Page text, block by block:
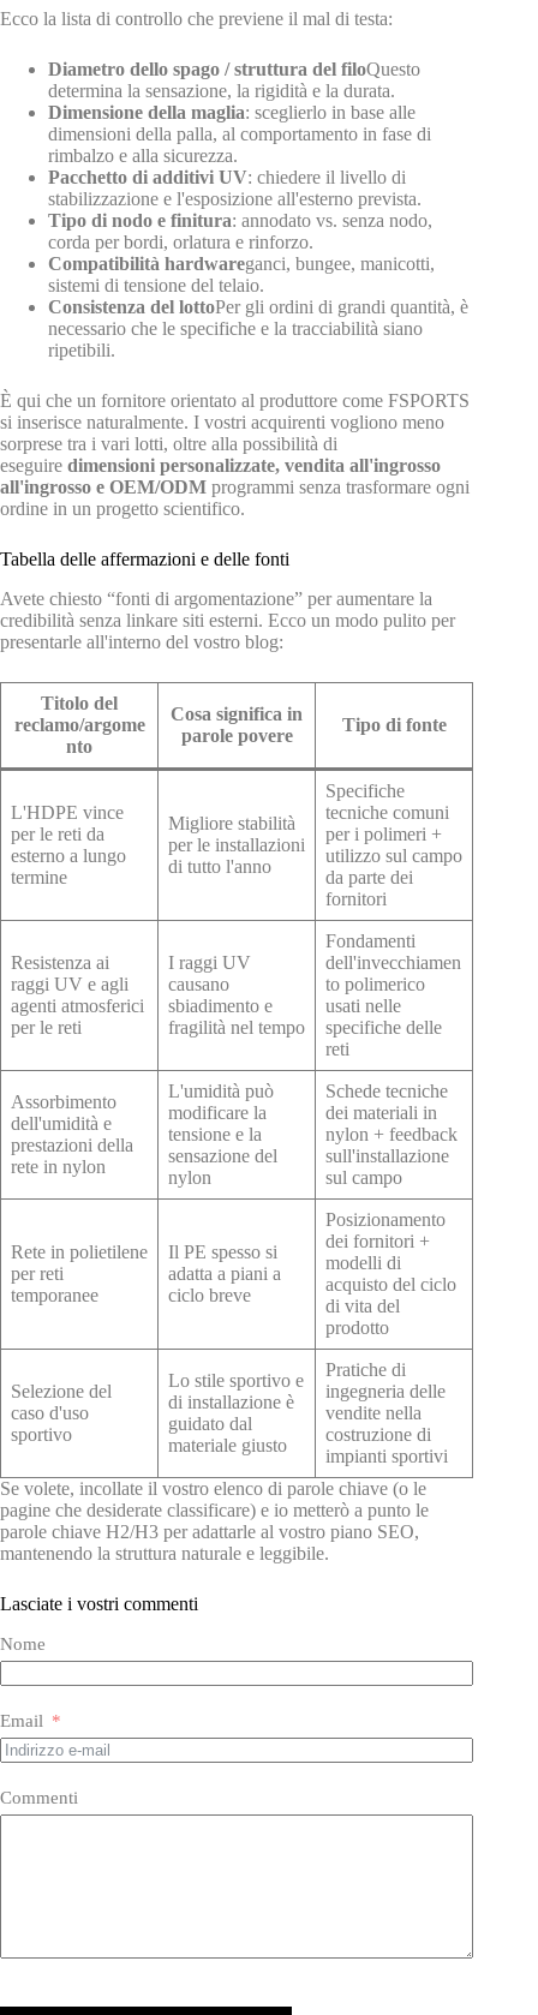
Ecco la lista di controllo che previene il mal di testa:
Diametro dello spago / struttura del filoQuesto
determina la sensazione, la rigidità e la durata.
Dimensione della maglia: sceglierlo in base alle
dimensioni della palla, al comportamento in fase di
rimbalzo e alla sicurezza.
Pacchetto di additivi UV: chiedere il livello di
stabilizzazione e l'esposizione all'esterno prevista.
Tipo di nodo e finitura: annodato vs. senza nodo,
corda per bordi, orlatura e rinforzo.
Compatibilità hardwareganci, bungee, manicotti,
sistemi di tensione del telaio.
Consistenza del lottoPer gli ordini di grandi quantità, è
necessario che le specifiche e la tracciabilità siano
ripetibili.
È qui che un fornitore orientato al produttore come FSPORTS
si inserisce naturalmente. I vostri acquirenti vogliono meno
sorprese tra i vari lotti, oltre alla possibilità di
eseguire dimensioni personalizzate, vendita all'ingrosso
all'ingrosso e OEM/ODM programmi senza trasformare ogni
ordine in un progetto scientifico.
Tabella delle affermazioni e delle fonti
Avete chiesto “fonti di argomentazione” per aumentare la
credibilità senza linkare siti esterni. Ecco un modo pulito per
presentarle all'interno del vostro blog:
Titolo del
reclamo/argome
nto
Cosa significa in
parole povere
Tipo di fonte
L'HDPE vince
per le reti da
esterno a lungo
termine
Migliore stabilità
per le installazioni
di tutto l'anno
Specifiche
tecniche comuni
per i polimeri +
utilizzo sul campo
da parte dei
fornitori
Resistenza ai
raggi UV e agli
agenti atmosferici
per le reti
I raggi UV
causano
sbiadimento e
fragilità nel tempo
Fondamenti
dell'invecchiamen
to polimerico
usati nelle
specifiche delle
reti
Assorbimento
dell'umidità e
prestazioni della
rete in nylon
L'umidità può
modificare la
tensione e la
sensazione del
nylon
Schede tecniche
dei materiali in
nylon + feedback
sull'installazione
sul campo
Rete in polietilene
per reti
temporanee
Il PE spesso si
adatta a piani a
ciclo breve
Posizionamento
dei fornitori +
modelli di
acquisto del ciclo
di vita del
prodotto
Selezione del
caso d'uso
sportivo
Lo stile sportivo e
di installazione è
guidato dal
materiale giusto
Pratiche di
ingegneria delle
vendite nella
costruzione di
impianti sportivi
Se volete, incollate il vostro elenco di parole chiave (o le
pagine che desiderate classificare) e io metterò a punto le
parole chiave H2/H3 per adattarle al vostro piano SEO,
mantenendo la struttura naturale e leggibile.
Lasciate i vostri commenti
Nome
Email
Commenti